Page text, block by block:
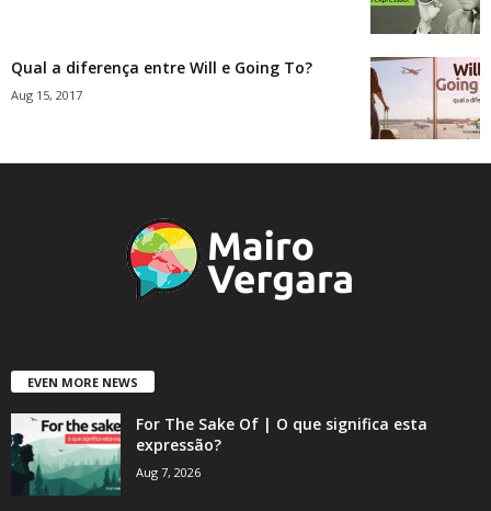
Qual a diferença entre Will e Going To?
Aug 15, 2017
EVEN MORE NEWS
For The Sake Of | O que significa esta
expressão?
Aug 7, 2026